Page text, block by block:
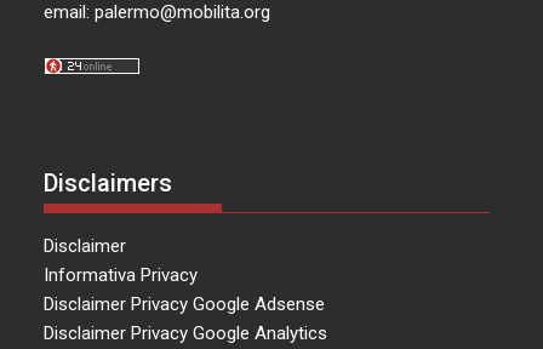
email:palermo@mobilita.org
Disclaimers
Disclaimer
Informativa Privacy
Disclaimer Privacy Google Adsense
Disclaimer Privacy Google Analytics